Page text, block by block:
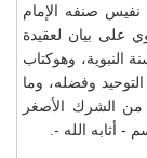
نفيس صنفه الإمام
على بيان لعقيدة
النبوية، وهوكتاب
وفضله، وما
من الشرك الأصغر
- أثابه الله -.